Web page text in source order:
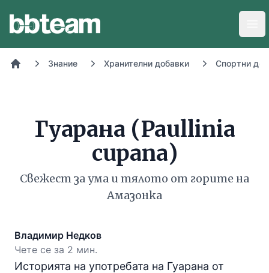
Знание Хранителни добавки Спортни
Гуарана (Paullinia
cupana)
Свежест за ума и тялото от горите на
Амазонка
Владимир Недков
Чете се за 2 мин.
Историята на употребата на Гуарана от